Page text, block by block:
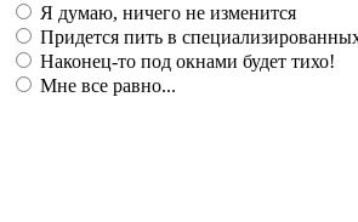
Я думаю, ничего не изменится
Придется пить в
Наконец-то под окнами будет тихо!
Мне все равно...